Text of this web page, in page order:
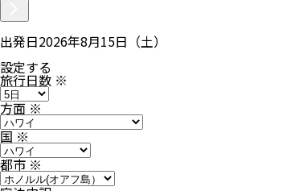
出発日2026年8月15日（土）
設定する
旅行日数 ※
方面※
国※
都市※